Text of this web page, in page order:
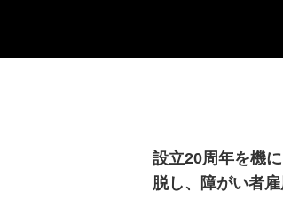
設立20周年を機
脱し、障がい者